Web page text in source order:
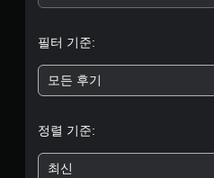
필터 기준:
모든 후기
정렬 기준:
최신